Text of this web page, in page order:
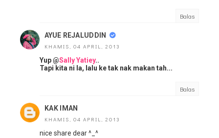
Balas
AYUE REJALUDDIN
KHAMIS, 04 APRIL, 2013
Yup @Sally Yatiey..
Tapi kita ni la, lalu ke tak nak makan tah...
Balas
KAK IMAN
KHAMIS, 04 APRIL, 2013
nice share dear ^_^